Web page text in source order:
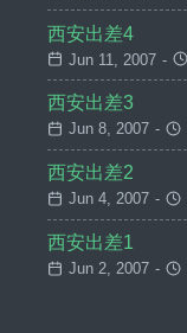
西安出差4
Jun 11, 2007 -
西安出差3
Jun 8, 2007 -
西安出差2
Jun 4, 2007 -
西安出差1
Jun 2, 2007 -